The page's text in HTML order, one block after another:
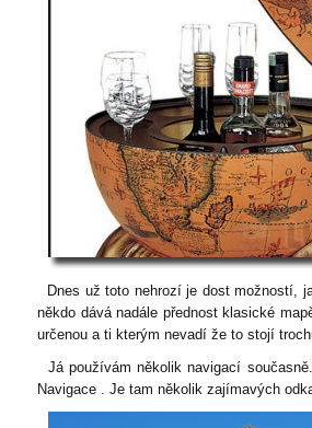
Dnes už toto nehrozí je dost možností,
někdo dává nadále přednost klasické
určenou a ti kterým nevadí že to stojí
Já používám několik navigací
Navigace . Je tam několik zajímavých